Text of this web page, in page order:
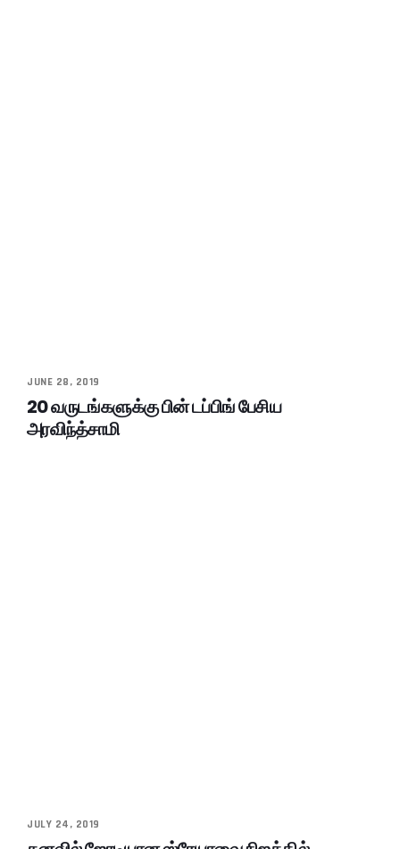
JUNE 28, 2019
20 வருடங்களுக்கு பின் டப்பிங் பேசிய
அரவிந்த்சாமி
JULY 24, 2019